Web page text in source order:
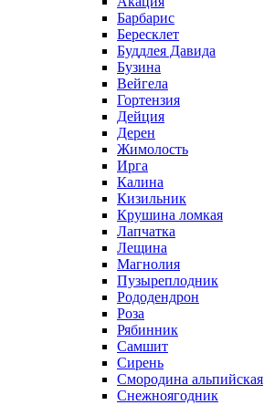
Барбарис
Бересклет
Буддлея Давида
Бузина
Вейгела
Гортензия
Дейция
Дерен
Жимолость
Ирга
Калина
Кизильник
Крушина ломкая
Лапчатка
Лещина
Магнолия
Пузыреплодник
Рододендрон
Роза
Рябинник
Самшит
Сирень
Смородина альпийская
Снежноягодник